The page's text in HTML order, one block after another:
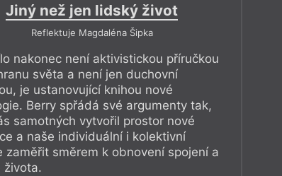
Jiný než jen lidský život
Reflektuje Magdaléna Šipka
nakonec není aktivistickou příručkou
světa a není jen duchovní
je ustanovující knihou nové
Berry spřádá své argumenty tak,
samotných vytvořil prostor nové
a naše individuální i kolektivní
zaměřit směrem k obnovení spojení a
života.